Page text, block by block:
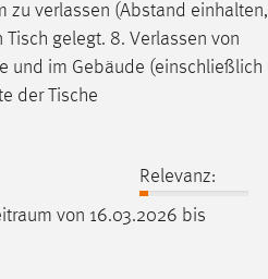
zu verlassen (Abstand einhalten,
gelegt. 8. Verlassen von
und im Gebäude (einschließlich
der Tische
Relevanz:
von 16.03.2026 bis